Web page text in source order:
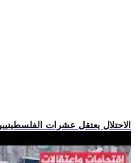
.. الاحتلال يعتقل عشرات